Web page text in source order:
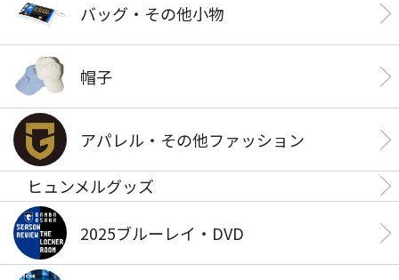
バッグ・その他小物
帽子
アパレル・その他ファッション
ヒュンメルグッズ
2025ブルーレイ・DVD